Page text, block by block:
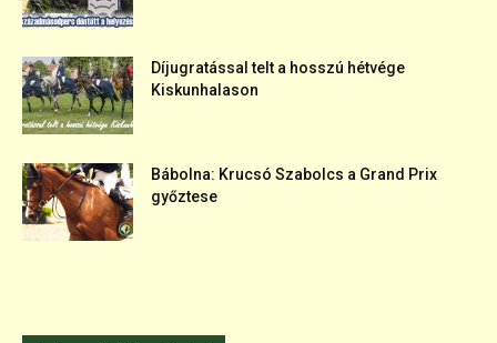
Díjugratással telt a hosszú hétvége
Kiskunhalason
Bábolna: Krucsó Szabolcs a Grand Prix
győztese